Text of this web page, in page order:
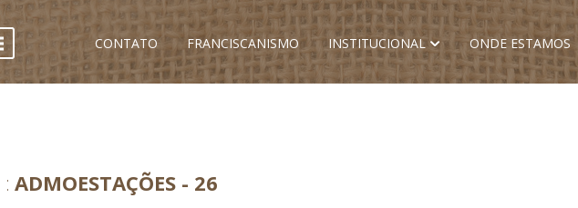
CONTATO FRANCISCANISMO INSTITUCIONAL ONDE ESTAMOS
ADMOESTAÇÕES - 26